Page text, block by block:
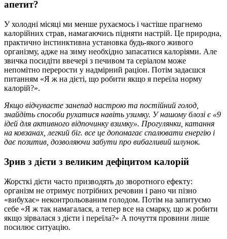
апетит?
У холодні місяці ми менше рухаємось і частіше прагнемо
калорійних страв, намагаючись підняти настрій. Це природна,
практично інстинктивна установка будь-якого живого
організму, адже на зиму необхідно запасатися калоріями. Але
звичка посидіти ввечері з печивом та серіалом може
непомітно перерости у надмірний раціон. Потім задаєшся
питанням «Я ж на дієті, що робити якщо я переїла норму
калорій?».
Якщо відчуваєте занепад настрою та постійний голод,
знайдіть способи рухатися навіть узимку. У нашому блозі є «9
ідей для активного відпочинку взимку». Прогулянки, катання
на ковзанах, легкий біг. все це допомагає спалювати енергію і
дає позитив, дозволяючи забути про вибагливий шлунок.
Зрив з дієти з великим дефіцитом калорій
Жорсткі дієти часто призводять до зворотного ефекту:
організм не отримує потрібних речовин і рано чи пізно
«вибухає» неконтрольованим голодом. Потім на запитуємо
себе «Я ж так намагалася, а тепер все на смарку, що ж робити
якщо зірвалася з дієти і переїла?» А почуття провини лише
посилює ситуацію.